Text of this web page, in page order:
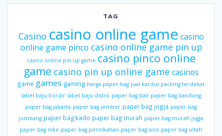
TAG
Casino casino online game casino
online game pinco casino online game pin up
casino online pin up game casino pinco online
game casino pin up online game casinos
game games gaming harga paper bag jual kardus packing terdekat
label baju bordir label baju distro paper bag bali paper bag bandung
paper bag jakarta paper bag jember paper bag jogja paper bag
jombang paper bag kado paper bag murah paper bag murah jogja
paper bag nike paper bag pernikahan paper bag solo paper bag ultah